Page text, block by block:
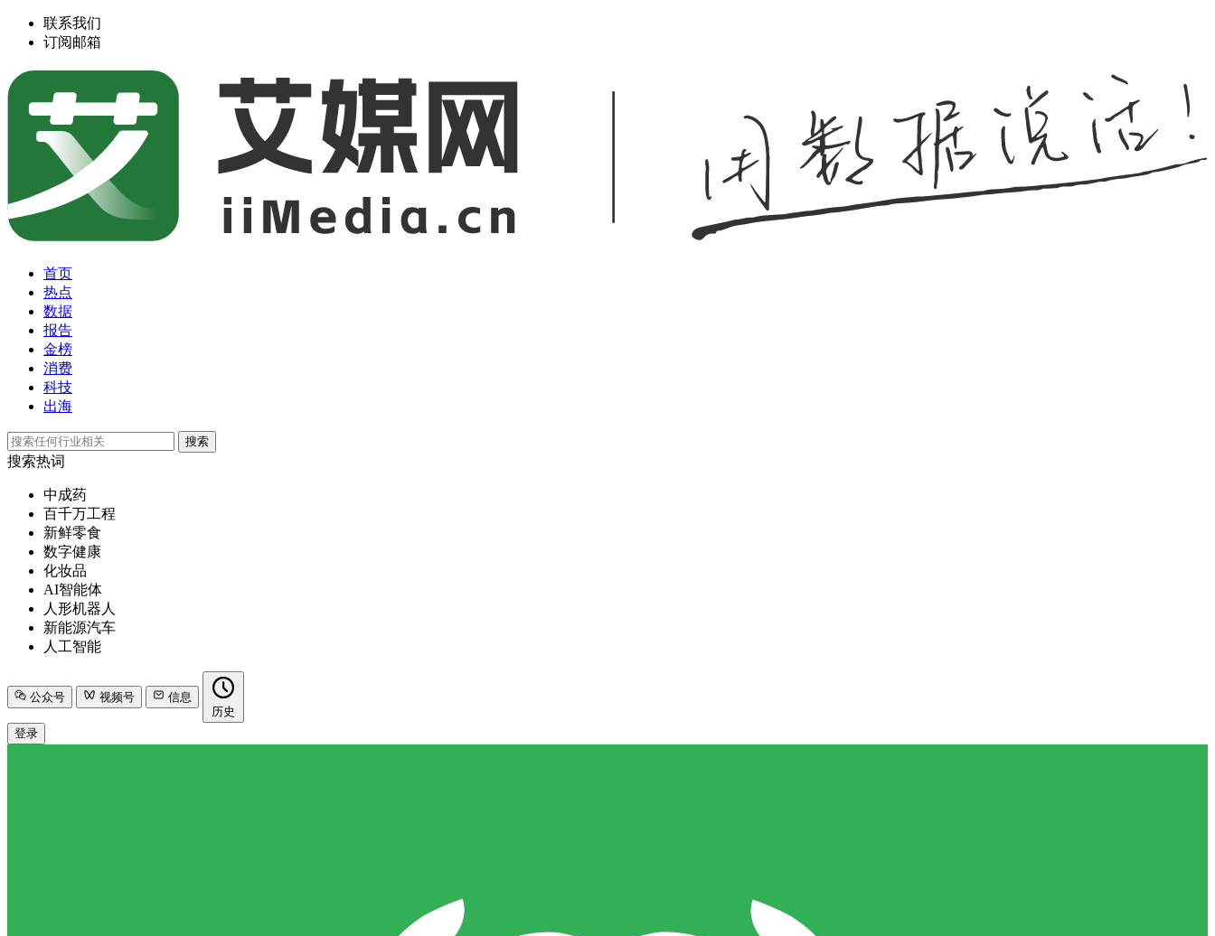
联系我们
订阅邮箱
首页
热点
数据
报告
金榜
消费
科技
出海
搜索
搜索热词
中成药
百千万工程
新鲜零食
数字健康
化妆品
AI智能体
人形机器人
新能源汽车
人工智能
公众号 视频号
信息
历史
登录